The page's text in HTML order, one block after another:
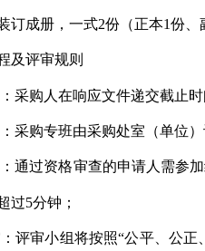
订成册，一式2份（正本1份
及评审规则
采购人在响应文件递交截止
采购专班由采购处室（单位
通过资格审查的申请人需参
过5分钟；
评审小组将按照“公平、公